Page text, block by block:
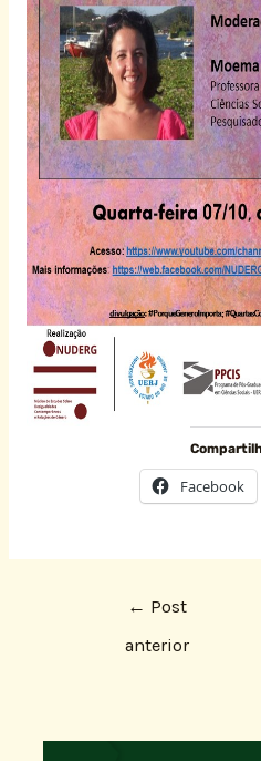
Facebook
← Post
anterior